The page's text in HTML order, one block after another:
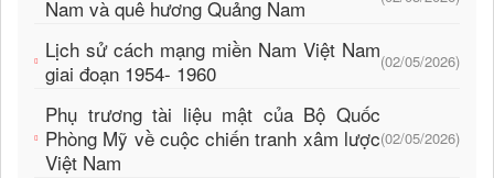
Nam và quê hương Quảng Nam
Lịch sử cách mạng miền Nam Việt Nam
giai đoạn 1954- 1960
(02/05/2026)
Phụ trương tài liệu mật của Bộ Quốc
Phòng Mỹ về cuộc chiến tranh xâm lược
Việt Nam
(02/05/2026)